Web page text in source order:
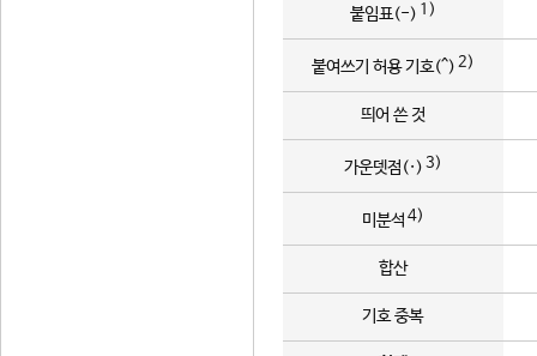
붙임표(-) 1)
붙여쓰기 허용 기호(^) 2)
띄어 쓴 것
가운뎃점(·) 3)
미분석 4)
합산
기호 중복